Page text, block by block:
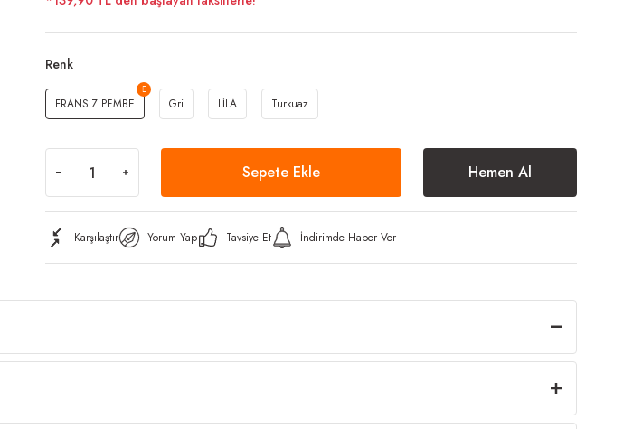
Renk
FRANSIZ PEMBE Gri LİLA Turkuaz
Sepete Ekle Hemen Al
Karşılaştır Yorum Yap Tavsiye Et İndirimde Haber Ver